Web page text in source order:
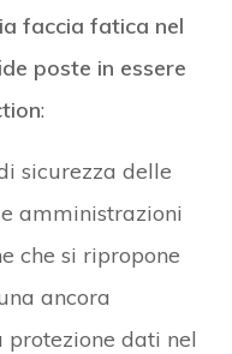
faccia fatica nel
poste in essere
:
sicurezza delle
amministrazioni
che si ripropone
ancora
dati nel